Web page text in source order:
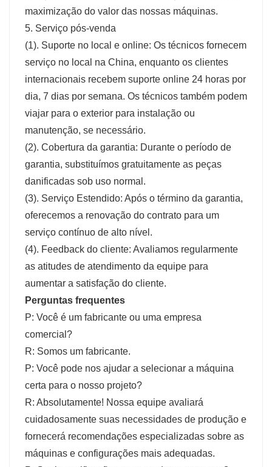
maximização do valor das nossas máquinas.
5. Serviço pós-venda
(1). Suporte no local e online: Os técnicos fornecem
serviço no local na China, enquanto os clientes
internacionais recebem suporte online 24 horas por
dia, 7 dias por semana. Os técnicos também podem
viajar para o exterior para instalação ou
manutenção, se necessário.
(2). Cobertura da garantia: Durante o período de
garantia, substituímos gratuitamente as peças
danificadas sob uso normal.
(3). Serviço Estendido: Após o término da garantia,
oferecemos a renovação do contrato para um
serviço contínuo de alto nível.
(4). Feedback do cliente: Avaliamos regularmente
as atitudes de atendimento da equipe para
aumentar a satisfação do cliente.
Perguntas frequentes
P: Você é um fabricante ou uma empresa
comercial?
R: Somos um fabricante.
P: Você pode nos ajudar a selecionar a máquina
certa para o nosso projeto?
R: Absolutamente! Nossa equipe avaliará
cuidadosamente suas necessidades de produção e
fornecerá recomendações especializadas sobre as
máquinas e configurações mais adequadas.